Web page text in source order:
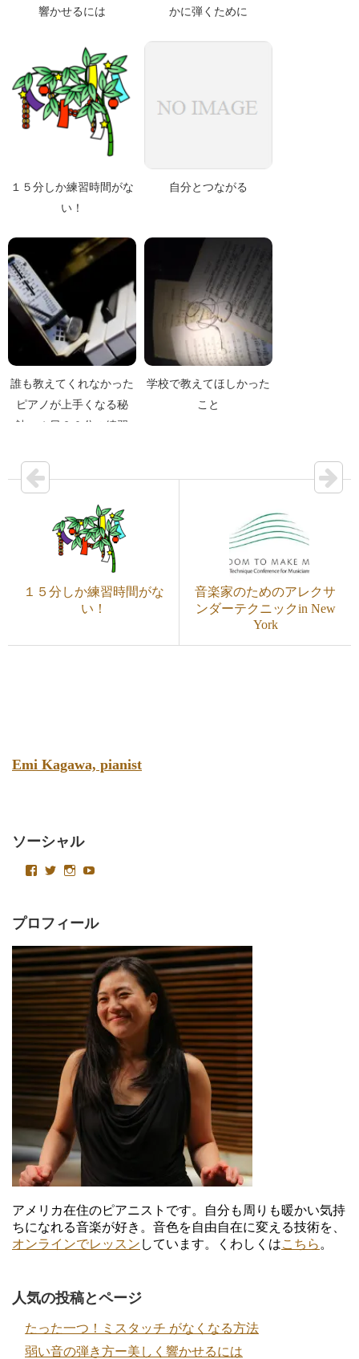
響かせるには かに弾くために
１５分しか練習時間がな
い！
自分とつながる
誰も教えてくれなかった
ピアノが上手くなる秘
訣 １日２０分の練習
学校で教えてほしかった
こと
１５分しか練習時間がな
い！
音楽家のためのアレクサ
ンダーテクニックin New
York
Emi Kagawa, pianist
ソーシャル
emikagawapianist
プ
ロ
フ
ィ
ー
ル
を
Facebook
で
表
示
Velvetysound
プ
ロ
フ
ィ
ー
ル
を
Twitter
で
表
示
Velvetysound
プ
フ
ィ
ー
ル
を
Instagram
で
表
示
プ
フ
ィ
ー
ル
を
YouTube
で
プロフィール
アメリカ在住のピアニストです。自分も周りも暖かい気持
ちになれる音楽が好き。音色を自由自在に変える技術を、
オンラインでレッスン しています。くわしくはこちら 。
人気の投稿とページ
たった一つ！ミスタッチ がなくなる方法
弱い音の弾き方ー美しく響かせるには